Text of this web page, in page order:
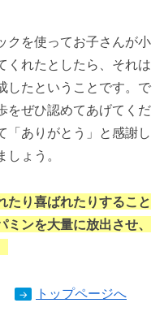
クを使ってお子さんが小
くれたとしたら、それは
したということです。で
をぜひ認めてあげてくだ
「ありがとう」と感謝し
ょう。
たり喜ばれたりすること
ンを大量に放出させ、
→ トップページへ